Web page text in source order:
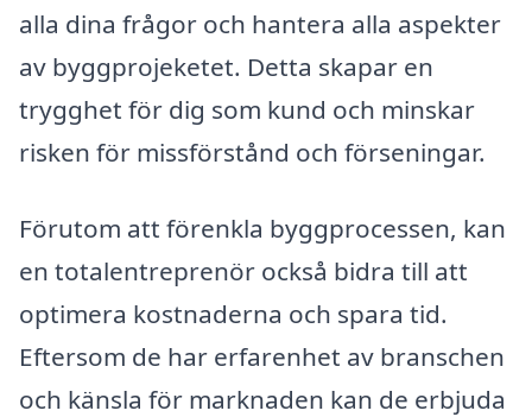
alla dina frågor och hantera alla aspekter
av byggprojeketet. Detta skapar en
trygghet för dig som kund och minskar
risken för missförstånd och förseningar.
Förutom att förenkla byggprocessen, kan
en totalentreprenör också bidra till att
optimera kostnaderna och spara tid.
Eftersom de har erfarenhet av branschen
och känsla för marknaden kan de erbjuda